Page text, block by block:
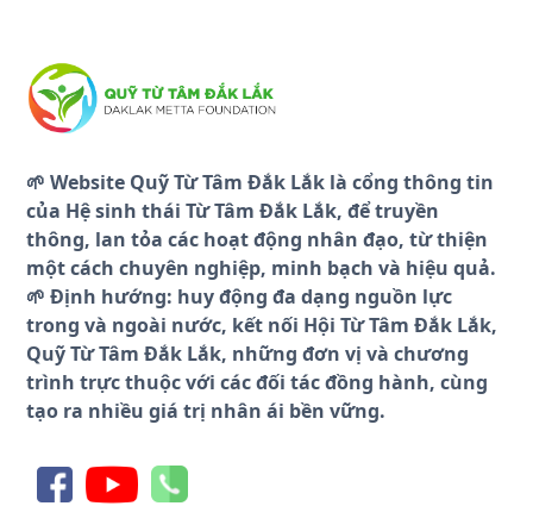
🌱 Website Quỹ Từ Tâm Đắk Lắk là cổng thông tin
của Hệ sinh thái Từ Tâm Đắk Lắk, để truyền
thông, lan tỏa các hoạt động nhân đạo, từ thiện
một cách chuyên nghiệp, minh bạch và hiệu quả.
🌱 Định hướng: huy động đa dạng nguồn lực
trong và ngoài nước, kết nối Hội Từ Tâm Đắk Lắk,
Quỹ Từ Tâm Đắk Lắk, những đơn vị và chương
trình trực thuộc với các đối tác đồng hành, cùng
tạo ra nhiều giá trị nhân ái bền vững.